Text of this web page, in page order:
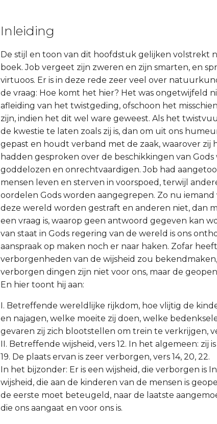
Inleiding
De stijl en toon van dit hoofdstuk gelijken volstrekt
boek. Job vergeet zijn zweren en zijn smarten, en
virtuoos. Er is in deze rede zeer veel over
de vraag: Hoe komt het hier? Het was ongetwijfeld
afleiding van het twistgeding, ofschoon het
zijn, indien het dit wel ware geweest. Als het
de kwestie te laten zoals zij is, dan om uit ons
gepast en houdt verband met de zaak, waarover zij
hadden gesproken over de beschikkingen van
goddelozen en onrechtvaardigen. Job had
mensen leven en sterven in voorspoed, terwijl
oordelen Gods worden aangegrepen. Zo nu
deze wereld worden gestraft en anderen niet, dan
een vraag is, waarop geen antwoord gegeven kan
van staat in Gods regering van de wereld is ons
aanspraak op maken noch er naar haken. Zofar
verborgenheden van de wijsheid zou bekendmaken,
verborgen dingen zijn niet voor ons, maar de
En hier toont hij aan:
I. Betreffende wereldlijke rijkdom, hoe vlijtig de
en najagen, welke moeite zij doen, welke
gevaren zij zich blootstellen om trein te verkrijgen,
II. Betreffende wijsheid, vers 12. In het algemeen: zij
19. De plaats ervan is zeer verborgen, vers 14, 20, 22.
In het bijzonder: Er is een wijsheid, die verborgen is
wijsheid, die aan de kinderen van de mensen is
de eerste moet beteugeld, naar de laatste
die ons aangaat en voor ons is.